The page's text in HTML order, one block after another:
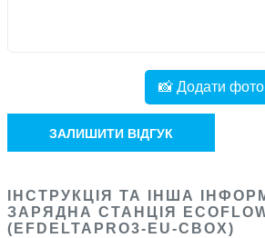
📸 Додати фото
ЗАЛИШИТИ ВІДГУК
ІНСТРУКЦІЯ ТА ІНША
ЗАРЯДНА СТАНЦІЯ ECOFLOW
(EFDELTAPRO3-EU-CBOX)